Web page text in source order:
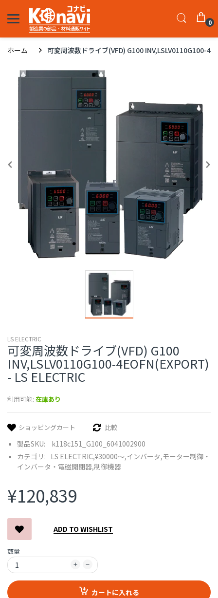
0
ホーム 可変周波数ドライブ(VFD) G100 INV,LSLV0110G100-
LS ELECTRIC
可変周波数ドライブ(VFD) G100
INV,LSLV0110G100-4EOFN(EXPORT)
- LS ELECTRIC
利用可能: 在庫あり
ショッピングカート 比較
製品SKU:
k118c151_G100_6041002900
カテゴリ: LS ELECTRIC,¥30000〜,インバータ,モーター制御・
インバータ・電磁開閉器,制御機器
¥120,839
ADD TO WISHLIST
数量
カートに入れる